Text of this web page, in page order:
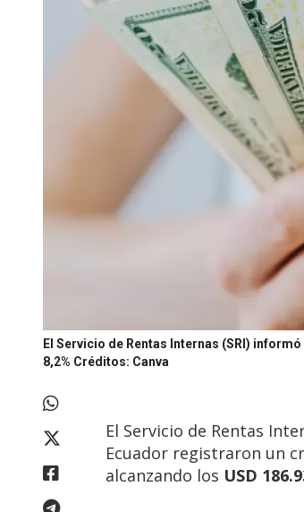
El Servicio de Rentas Internas (SRI)
8,2% Créditos: Canva
El Servicio de Rentas
Ecuador registraron un
alcanzando los USD